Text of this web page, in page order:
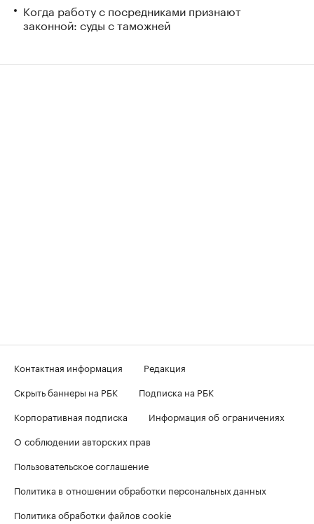
Когда работу с посредниками признают
законной: суды с таможней
Контактная информация
Редакция
Скрыть баннеры на РБК
Подписка на РБК
Корпоративная подписка
Информация об ограничениях
О соблюдении авторских прав
Пользовательское соглашение
Политика в отношении обработки персональных данных
Политика обработки файлов cookie